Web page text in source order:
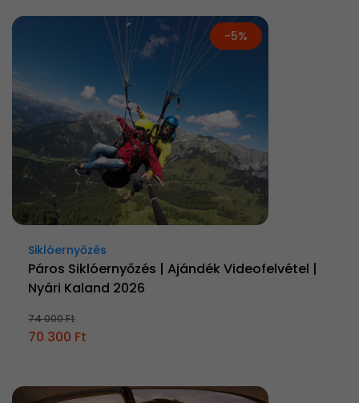
-5%
Siklóernyőzés
Páros Siklóernyőzés | Ajándék Videofelvétel |
Nyári Kaland 2026
74 000 Ft
70 300 Ft